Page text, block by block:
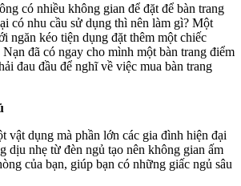
có nhiều không gian để đặt để bàn trang
có nhu cầu sử dụng thì nên làm gì? Một
ngăn kéo tiện dụng đặt thêm một chiếc
đã có ngay cho mình một bàn trang điểm
đau đầu để nghĩ về việc mua bàn trang
vật dụng mà phần lớn các gia đình hiện đại
dịu nhẹ từ đèn ngủ tạo nên không gian ấm
của bạn, giúp bạn có những giấc ngủ sâu